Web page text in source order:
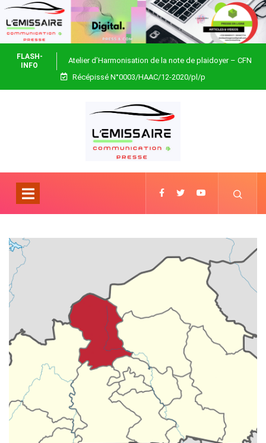
FLASH-
INFO
Atelier d’Harmonisation de la note de plaidoyer – CFN
Togo
Récépissé N°0003/HAAC/12-2020/pl/p